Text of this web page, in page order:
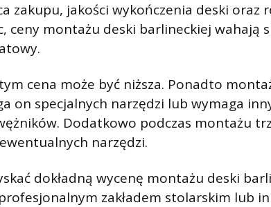
zakupu, jakości wykończenia deski oraz
ceny montażu deski barlineckiej wahają
cena może być niższa. Ponadto
on specjalnych narzędzi lub wymaga
Dodatkowo podczas montażu
narzędzi.
dokładną wycenę montażu deski
zakładem stolarskim lub